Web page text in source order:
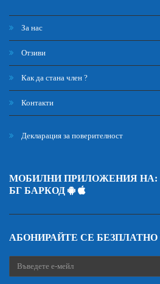
За нас
Отзиви
Как да стана член ?
Контакти
Декларация за поверителност
МОБИЛНИ ПРИЛОЖЕНИЯ НА:
БГ БАРКОД
АБОНИРАЙТЕ СЕ